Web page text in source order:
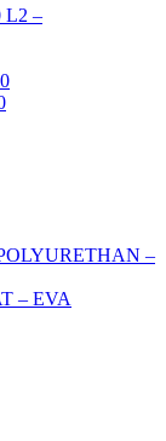
L2 –
–
– EVA